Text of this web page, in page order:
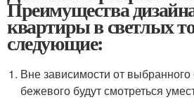
Преимущества
квартиры в светлых
следующие:
Вне зависимости от выбранного
бежевого будут смотреться